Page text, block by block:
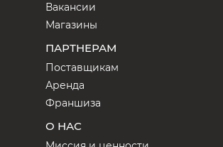
Вакансии
Магазины
ПАРТНЕРАМ
Поставщикам
Аренда
Франшиза
О НАС